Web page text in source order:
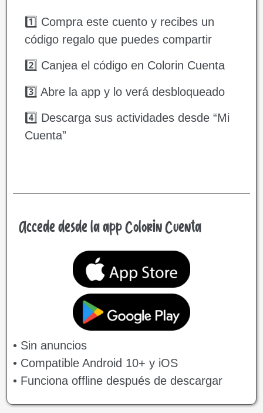
1️⃣ Compra este cuento y recibes un
código regalo que puedes compartir
2️⃣ Canjea el código en Colorin Cuenta
3️⃣ Abre la app y lo verá desbloqueado
4️⃣ Descarga sus actividades desde “Mi
Cuenta”
Accede desde la app Colorin Cuenta
• Sin anuncios
• Compatible Android 10+ y iOS
• Funciona offline después de descargar